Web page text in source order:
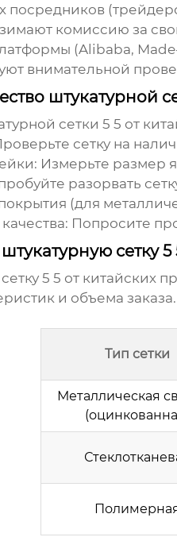
посредников
комиссию за
(Alibaba,
внимательной
штукатурной
сетки 5 5 от
сетку на
Измерьте размер
разорвать
(для
Попросите
сетку
5 5 от китайских
и объема
Тип сетки
Металлическая